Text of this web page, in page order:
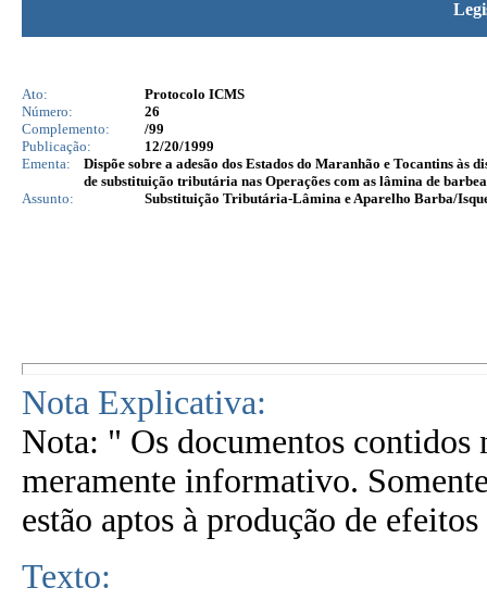
Ato:
Protocolo ICMS
Número:
26
Complemento:
/99
Publicação:
12/20/1999
Ementa:
Dispõe sobre a adesão dos Estados do Maranhão e Tocantins às
de substituição tributária nas Operações com as lâmina de
Assunto:
Substituição Tributária-Lâmina e Aparelho Barba/
Nota Explicativa:
Nota: " Os documentos contidos
meramente informativo.
estão aptos à produção de
Texto: